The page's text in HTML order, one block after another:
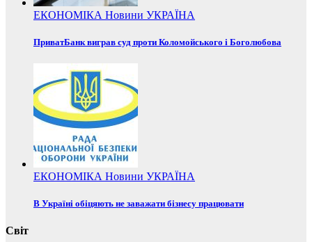
ЕКОНОМІКА Новини УКРАЇНА
ПриватБанк виграв суд проти Коломойського і Боголюбова
ЕКОНОМІКА Новини УКРАЇНА
В Україні обіцяють не заважати бізнесу працювати
Світ